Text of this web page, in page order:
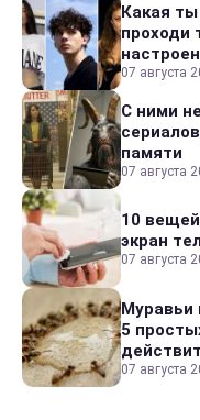
Какая ты
проходи
07 августа
С ними
памяти
07 августа
10
экран
07 августа
Муравьи
5
07 августа